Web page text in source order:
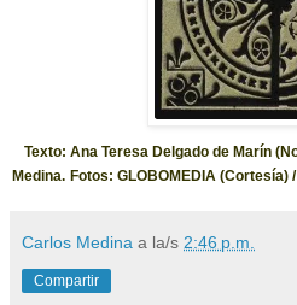
Texto: Ana Teresa Delgado de Marín
Medina. Fotos: GLOBOMEDIA (Cortesía)
Carlos Medina a la/s 2:46 p.m.
Compartir